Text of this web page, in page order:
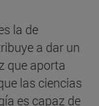
la de
a dar un
que aporta
las ciencias
es capaz de